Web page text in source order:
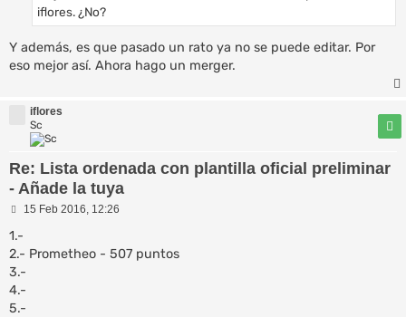
iflores. ¿No?
Y además, es que pasado un rato ya no se puede editar. Por
eso mejor así. Ahora hago un merger.
iflores
Sc
Re: Lista ordenada con plantilla oficial preliminar
- Añade la tuya
M
n
a
j
15 Feb 2016, 12:26
1.-
2.- Prometheo - 507 puntos
3.-
4.-
5.-